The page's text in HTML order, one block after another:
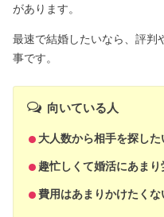
があります。
最速で結婚したいなら、評判
事です。
向いている人
大人数から相手を探した
趣忙しくて婚活にあま
費用はあまりかけたくな